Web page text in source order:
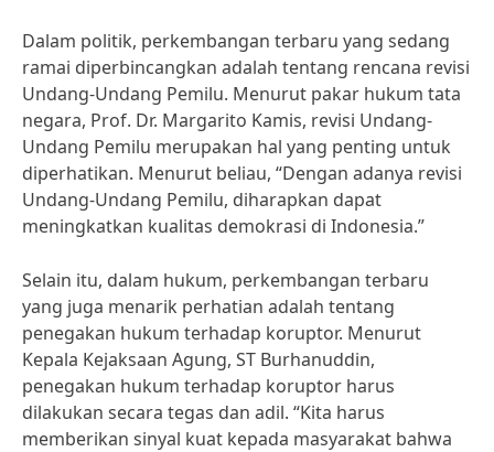
Dalam politik, perkembangan terbaru yang sedang
ramai diperbincangkan adalah tentang rencana revisi
Undang-Undang Pemilu. Menurut pakar hukum tata
negara, Prof. Dr. Margarito Kamis, revisi Undang-
Undang Pemilu merupakan hal yang penting untuk
diperhatikan. Menurut beliau, “Dengan adanya revisi
Undang-Undang Pemilu, diharapkan dapat
meningkatkan kualitas demokrasi di Indonesia.”
Selain itu, dalam hukum, perkembangan terbaru
yang juga menarik perhatian adalah tentang
penegakan hukum terhadap koruptor. Menurut
Kepala Kejaksaan Agung, ST Burhanuddin,
penegakan hukum terhadap koruptor harus
dilakukan secara tegas dan adil. “Kita harus
memberikan sinyal kuat kepada masyarakat bahwa